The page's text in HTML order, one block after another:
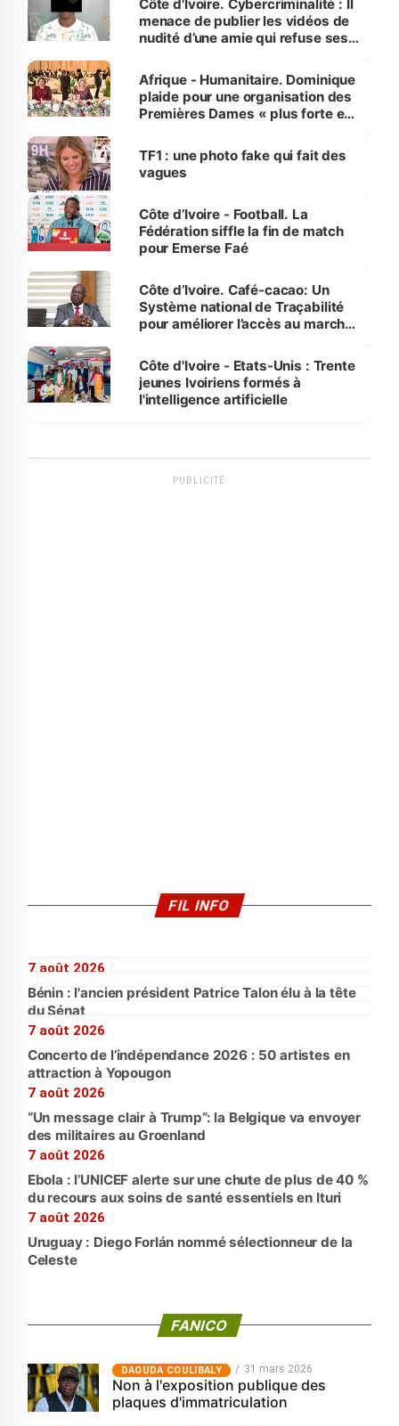
Côte d'Ivoire. Cybercriminalité : Il
menace de publier les vidéos de
nudité d’une amie qui refuse ses
Afrique - Humanitaire. Dominique
plaide pour une organisation des
Premières Dames « plus forte et
sur la scène internationale »
TF1 : une photo fake qui fait des
vagues
Côte d’Ivoire - Football. La
Fédération siffle la fin de match
pour Emerse Faé
Côte d’Ivoire. Café-cacao: Un
Système national de Traçabilité
pour améliorer l’accès au marché
Côte d'Ivoire - Etats-Unis : Trente
jeunes Ivoiriens formés à
l'intelligence artificielle
PUBLICITÉ
FIL INFO
7 août 2026
Bénin : l'ancien président Patrice Talon élu à la tête
du Sénat
7 août 2026
Concerto de l’indépendance 2026 : 50 artistes en
attraction à Yopougon
7 août 2026
“Un message clair à Trump”: la Belgique va envoyer
des militaires au Groenland
7 août 2026
Ebola : l’UNICEF alerte sur une chute de plus de 40 %
du recours aux soins de santé essentiels en Ituri
7 août 2026
Uruguay : Diego Forlán nommé sélectionneur de la
Celeste
FANICO
‎DAOUDA COULIBALY 31 mars 2026
Non à l'exposition publique des
plaques d'immatriculation